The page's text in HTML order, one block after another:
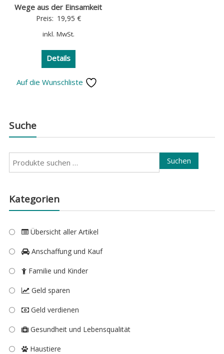
Wege aus der Einsamkeit
Preis: 19,95 €
inkl. MwSt.
Details
Auf die Wunschliste
Suche
Suchen
nach:
Suchen
Kategorien
Übersicht aller Artikel
Anschaffung und Kauf
Familie und Kinder
Geld sparen
Geld verdienen
Gesundheit und Lebensqualität
Haustiere